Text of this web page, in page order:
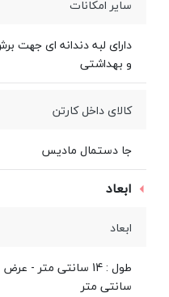
سایر امکانات
دارای لبه دندانه ای
و بهداشتی
کالای داخل کارتن
جا دستمال مادیس
ابعاد
ابعاد
سانتی متر